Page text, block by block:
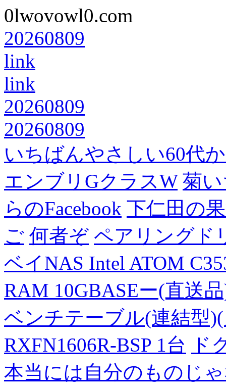
0lwovowl0.com
20260809
link
link
20260809
20260809
いちばんやさしい60代
エンブリGクラスW 菊
らのFacebook 下仁田の
ご 何者ぞ ペアリングド
ベイNAS Intel ATOM
RAM 10GBASEー(直送
ベンチテーブル(連結型
RXFN1606R-BSP 1台
ド
本当には自分のものじ